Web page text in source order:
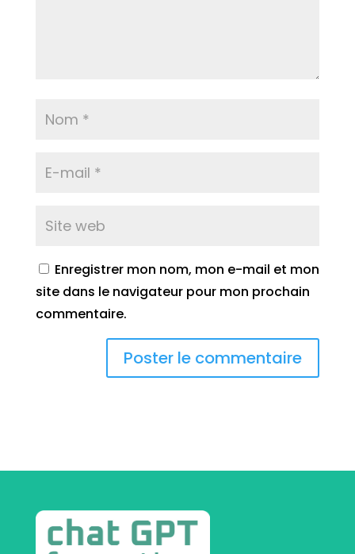
Enregistrer mon nom, mon e-mail et mon
site dans le navigateur pour mon prochain
commentaire.